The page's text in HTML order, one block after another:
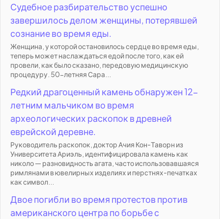
Судебное разбирательство успешно
завершилось делом женщины, потерявшей
сознание во время еды.
Женщина, у которой остановилось сердце во время еды,
теперь может наслаждаться едой после того, как ей
провели, как было сказано, передовую медицинскую
процедуру. 50-летняя Сара...
Редкий драгоценный камень обнаружен 12-
летним мальчиком во время
археологических раскопок в древней
еврейской деревне.
Руководитель раскопок, доктор Ачия Кон-Таворн из
Университета Ариэль, идентифицировала камень как
николо — разновидность агата, часто использовавшаяся
римлянами в ювелирных изделиях и перстнях-печатках
как символ...
Двое погибли во время протестов против
американского центра по борьбе с